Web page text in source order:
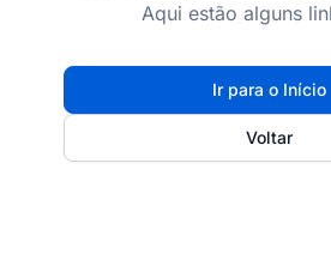
Aqui estão alguns
Ir para o Início
Voltar